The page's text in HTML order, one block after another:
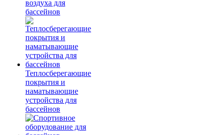
воздуха для
бассейнов
Теплосберегающие
покрытия и
наматывающие
устройства для
бассейнов